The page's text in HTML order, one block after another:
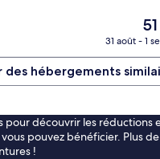
Le
est
de
31 août - 1
des hébergements
pour découvrir les réductions
pouvez bénéficier. Plus
!